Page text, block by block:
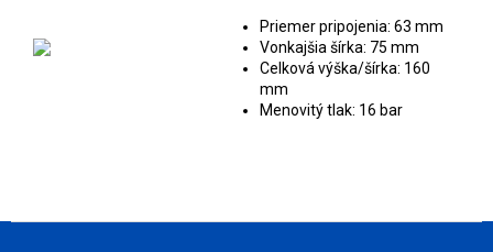
Priemer pripojenia: 63 mm
Vonkajšia šírka: 75 mm
Celková výška/šírka: 160
mm
Menovitý tlak: 16 bar